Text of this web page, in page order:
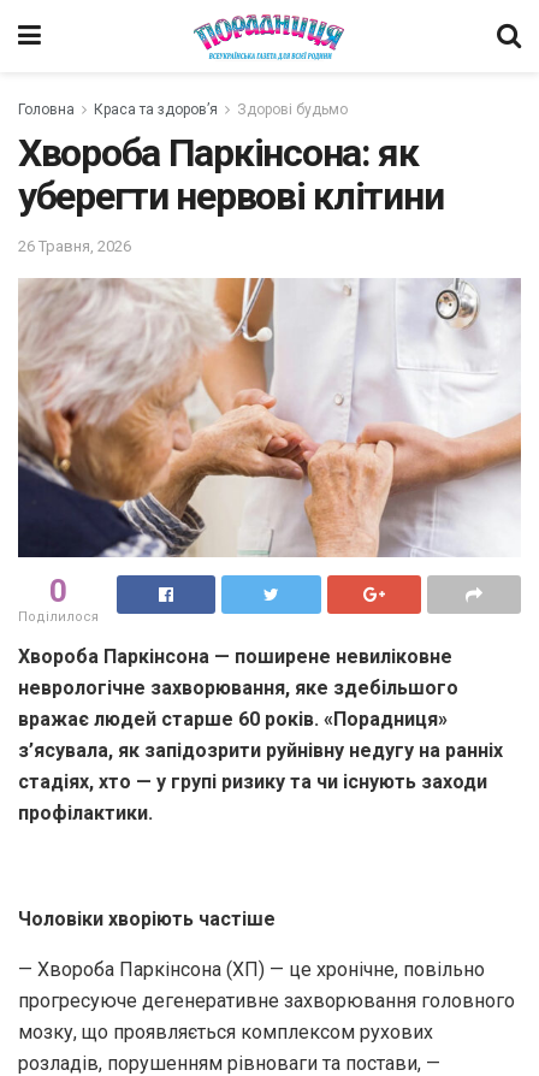
Головна Краса та здоров’я Здорові будьмо
Хвороба Паркінсона: як
уберегти нервові клітини
26 Травня, 2026
0
Поділилося
Хвороба Паркінсона — поширене невиліковне
неврологічне захворювання, яке здебільшого
вражає людей старше 60 років. «Порадниця»
з’ясувала, як запідозрити руйнівну недугу на ранніх
стадіях, хто — у групі ризику та чи існують заходи
профілактики.
Чоловіки хворіють частіше
— Хвороба Паркінсона (ХП) — це хронічне, повільно
прогресуюче дегенеративне захворювання головного
мозку, що проявляється комплексом рухових
розладів, порушенням рівноваги та постави, —